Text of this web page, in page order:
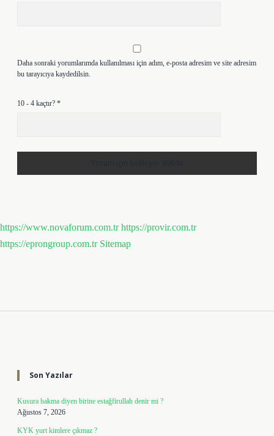
Daha sonraki yorumlarımda kullanılması için adım, e-posta adresim ve site adresim
bu tarayıcıya kaydedilsin.
10 - 4 kaçtır? *
https://www.novaforum.com.tr https://provir.com.tr
https://eprongroup.com.tr Sitemap
Son Yazılar
Kusura bakma diyen birine estağfirullah denir mi ?
Ağustos 7, 2026
KYK yurt kimlere çıkmaz ?